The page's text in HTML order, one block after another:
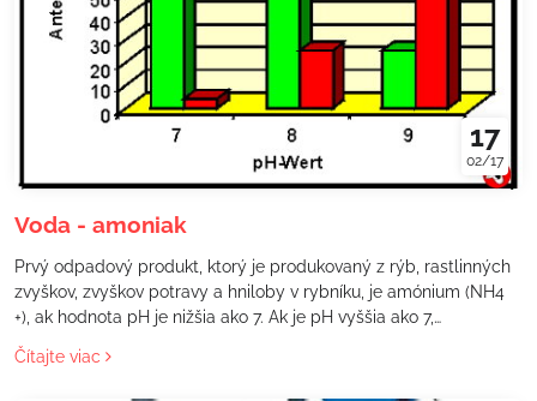
17
02/17
Voda - amoniak
Prvý odpadový produkt, ktorý je produkovaný z rýb, rastlinných
zvyškov, zvyškov potravy a hniloby v rybníku, je amónium (NH4
+), ak hodnota pH je nižšia ako 7. Ak je pH vyššia ako 7,
výsledkom je amoniak (NH3), čo je oveľa toxickejší ako amónium.
Amoniak vedie k nevratnému poškodeniu žiabier, čo následne
Čítajte viac